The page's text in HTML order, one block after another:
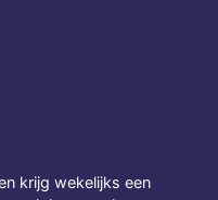
krijg wekelijks een